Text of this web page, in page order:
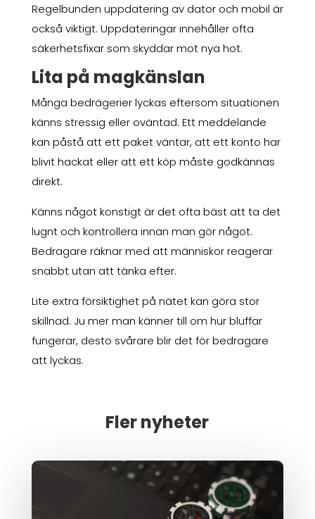
Regelbunden uppdatering av dator och mobil är
också viktigt. Uppdateringar innehåller ofta
säkerhetsfixar som skyddar mot nya hot.
Lita på magkänslan
Många bedrägerier lyckas eftersom situationen
känns stressig eller oväntad. Ett meddelande
kan påstå att ett paket väntar, att ett konto har
blivit hackat eller att ett köp måste godkännas
direkt.
Känns något konstigt är det ofta bäst att ta det
lugnt och kontrollera innan man gör något.
Bedragare räknar med att människor reagerar
snabbt utan att tänka efter.
Lite extra försiktighet på nätet kan göra stor
skillnad. Ju mer man känner till om hur bluffar
fungerar, desto svårare blir det för bedragare
att lyckas.
Fler nyheter